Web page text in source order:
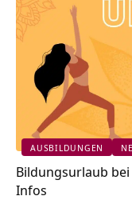
AUSBILDUNGEN
Bildungsurlaub bei
Infos